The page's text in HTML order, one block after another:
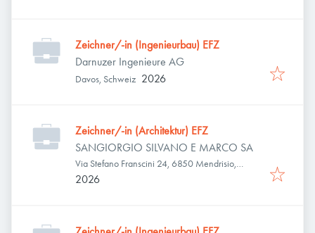
Zeichner/-in (Ingenieurbau) EFZ
Darnuzer Ingenieure AG
Davos, Schweiz 2026
Zeichner/-in (Architektur) EFZ
SANGIORGIO SILVANO E MARCO SA
Via Stefano Franscini 24, 6850 Mendrisio,
Schweiz
2026